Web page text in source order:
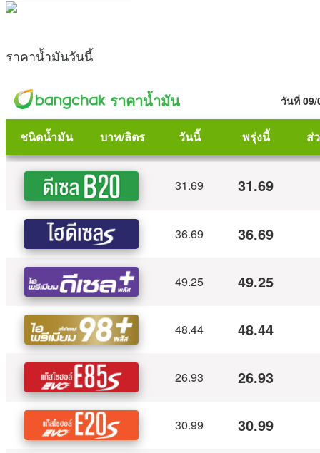
ราคาน้ำมันวันนี้